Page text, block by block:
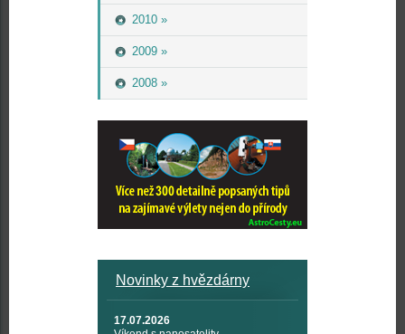
2010 »
2009 »
2008 »
Novinky z hvězdárny
17.07.2026